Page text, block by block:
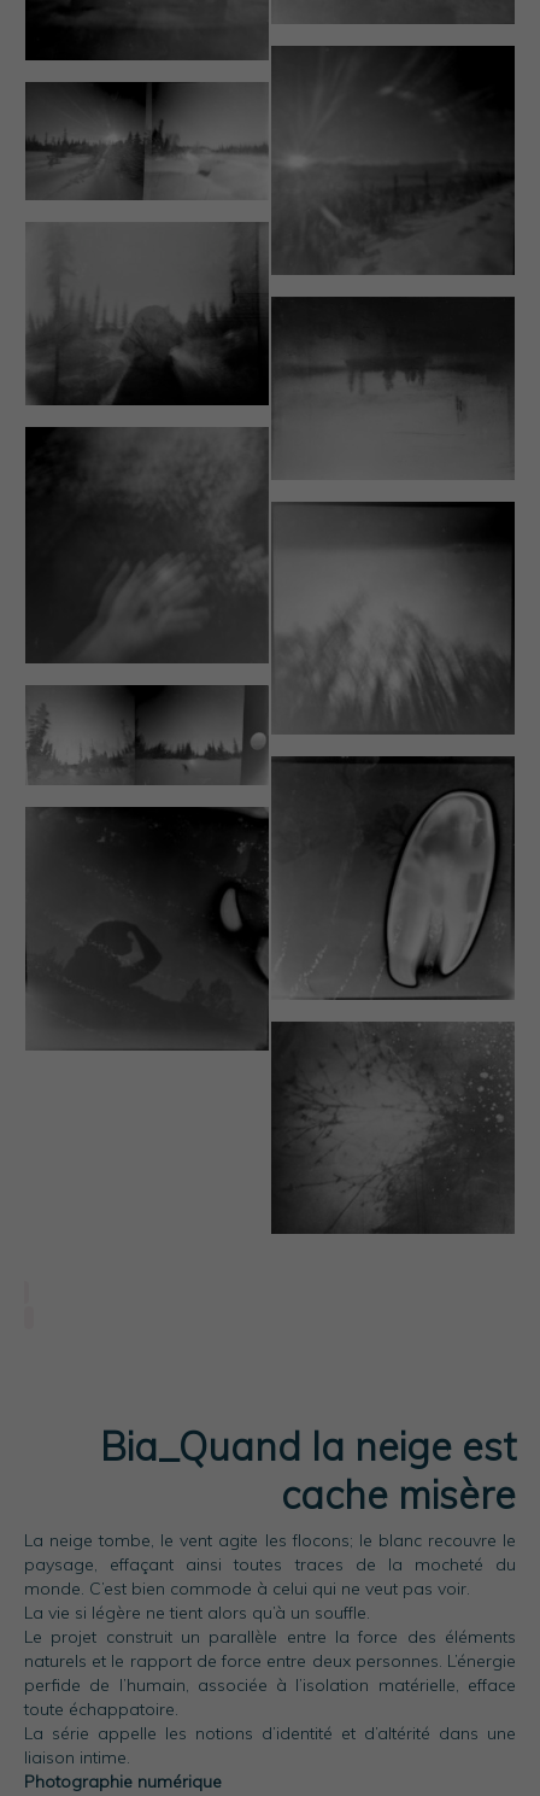
Bia_Quand la neige est
cache misère
La neige tombe, le vent agite les flocons; le blanc recouvre le
paysage, effaçant ainsi toutes traces de la mocheté du
monde. C’est bien commode à celui qui ne veut pas voir.
La vie si légère ne tient alors qu’à un souffle.
Le projet construit un parallèle entre la force des éléments
naturels et le rapport de force entre deux personnes. L’énergie
perfide de l’humain, associée à l’isolation matérielle, efface
toute échappatoire.
La série appelle les notions d’identité et d’altérité dans une
liaison intime.
Photographie numérique